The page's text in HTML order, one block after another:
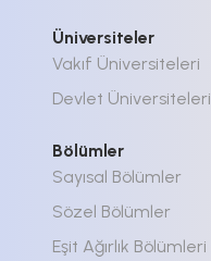
Üniversiteler
Vakıf Üniversiteleri
Devlet Üniversiteleri
Bölümler
Sayısal Bölümler
Sözel Bölümler
Eşit Ağırlık Bölümleri